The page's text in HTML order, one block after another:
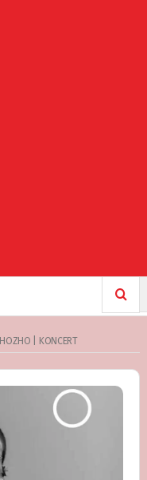
HOZHO | KONCERT